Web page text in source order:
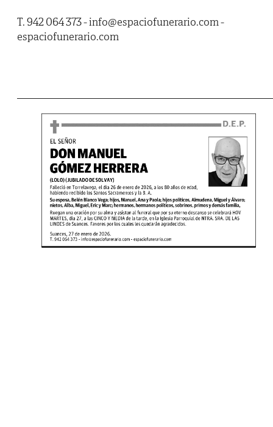
T. 942 064 373 - info@espaciofunerario.com -
espaciofunerario.com